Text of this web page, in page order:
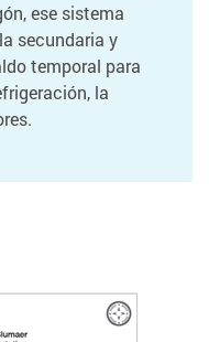
ese sistema
secundaria y
temporal para
la